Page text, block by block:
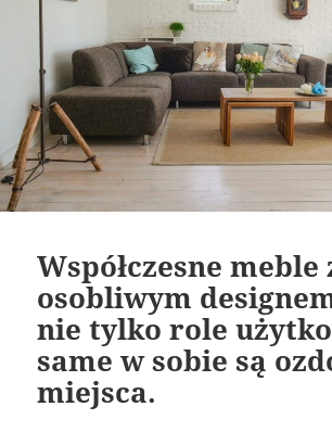
Współczesne meble
osobliwym
nie tylko role
same w sobie są
miejsca.